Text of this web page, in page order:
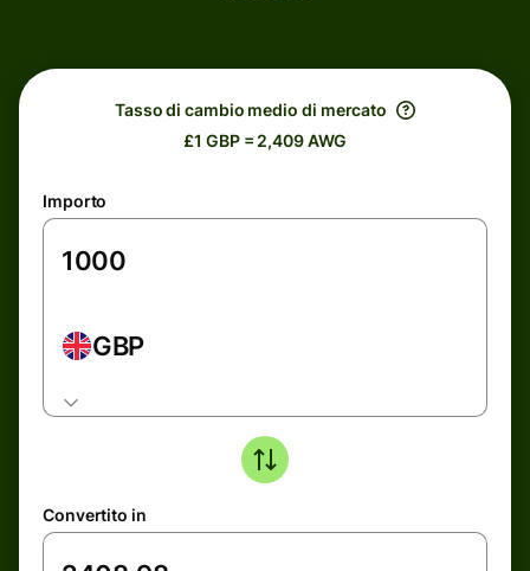
Tasso di cambio medio di mercato
£1 GBP = 2,409 AWG
Importo
GBP
Convertito in